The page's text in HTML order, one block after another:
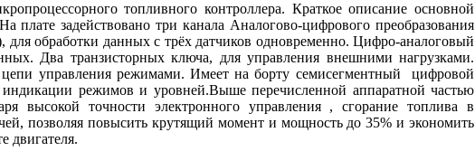
топливного контроллера. Краткое описание основной
плате задействовано три канала Аналогово-цифрового преобразования
для обработки данных с трёх датчиков одновременно. Цифро-аналоговый
Два транзисторных ключа, для управления внешними нагрузками.
управления режимами. Имеет на борту семисегментный цифровой
индикации режимов и уровней.Выше перечисленной аппаратной частью
высокой точности электронного управления , сгорание топлива в
позволяя повысить крутящий момент и мощность до 35% и экономить
двигателя.